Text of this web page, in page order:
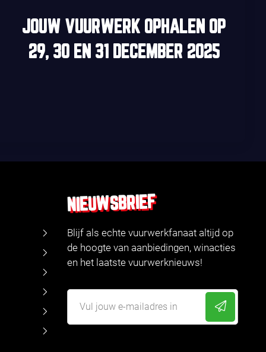
JOUW VUURWERK OPHALEN OP
29, 30EN 31 DECEMBER 2025
NIEUWSBRIEF
Blijf als echte vuurwerkfanaat altijd op
de hoogte van aanbiedingen, winacties
en het laatste vuurwerknieuws!